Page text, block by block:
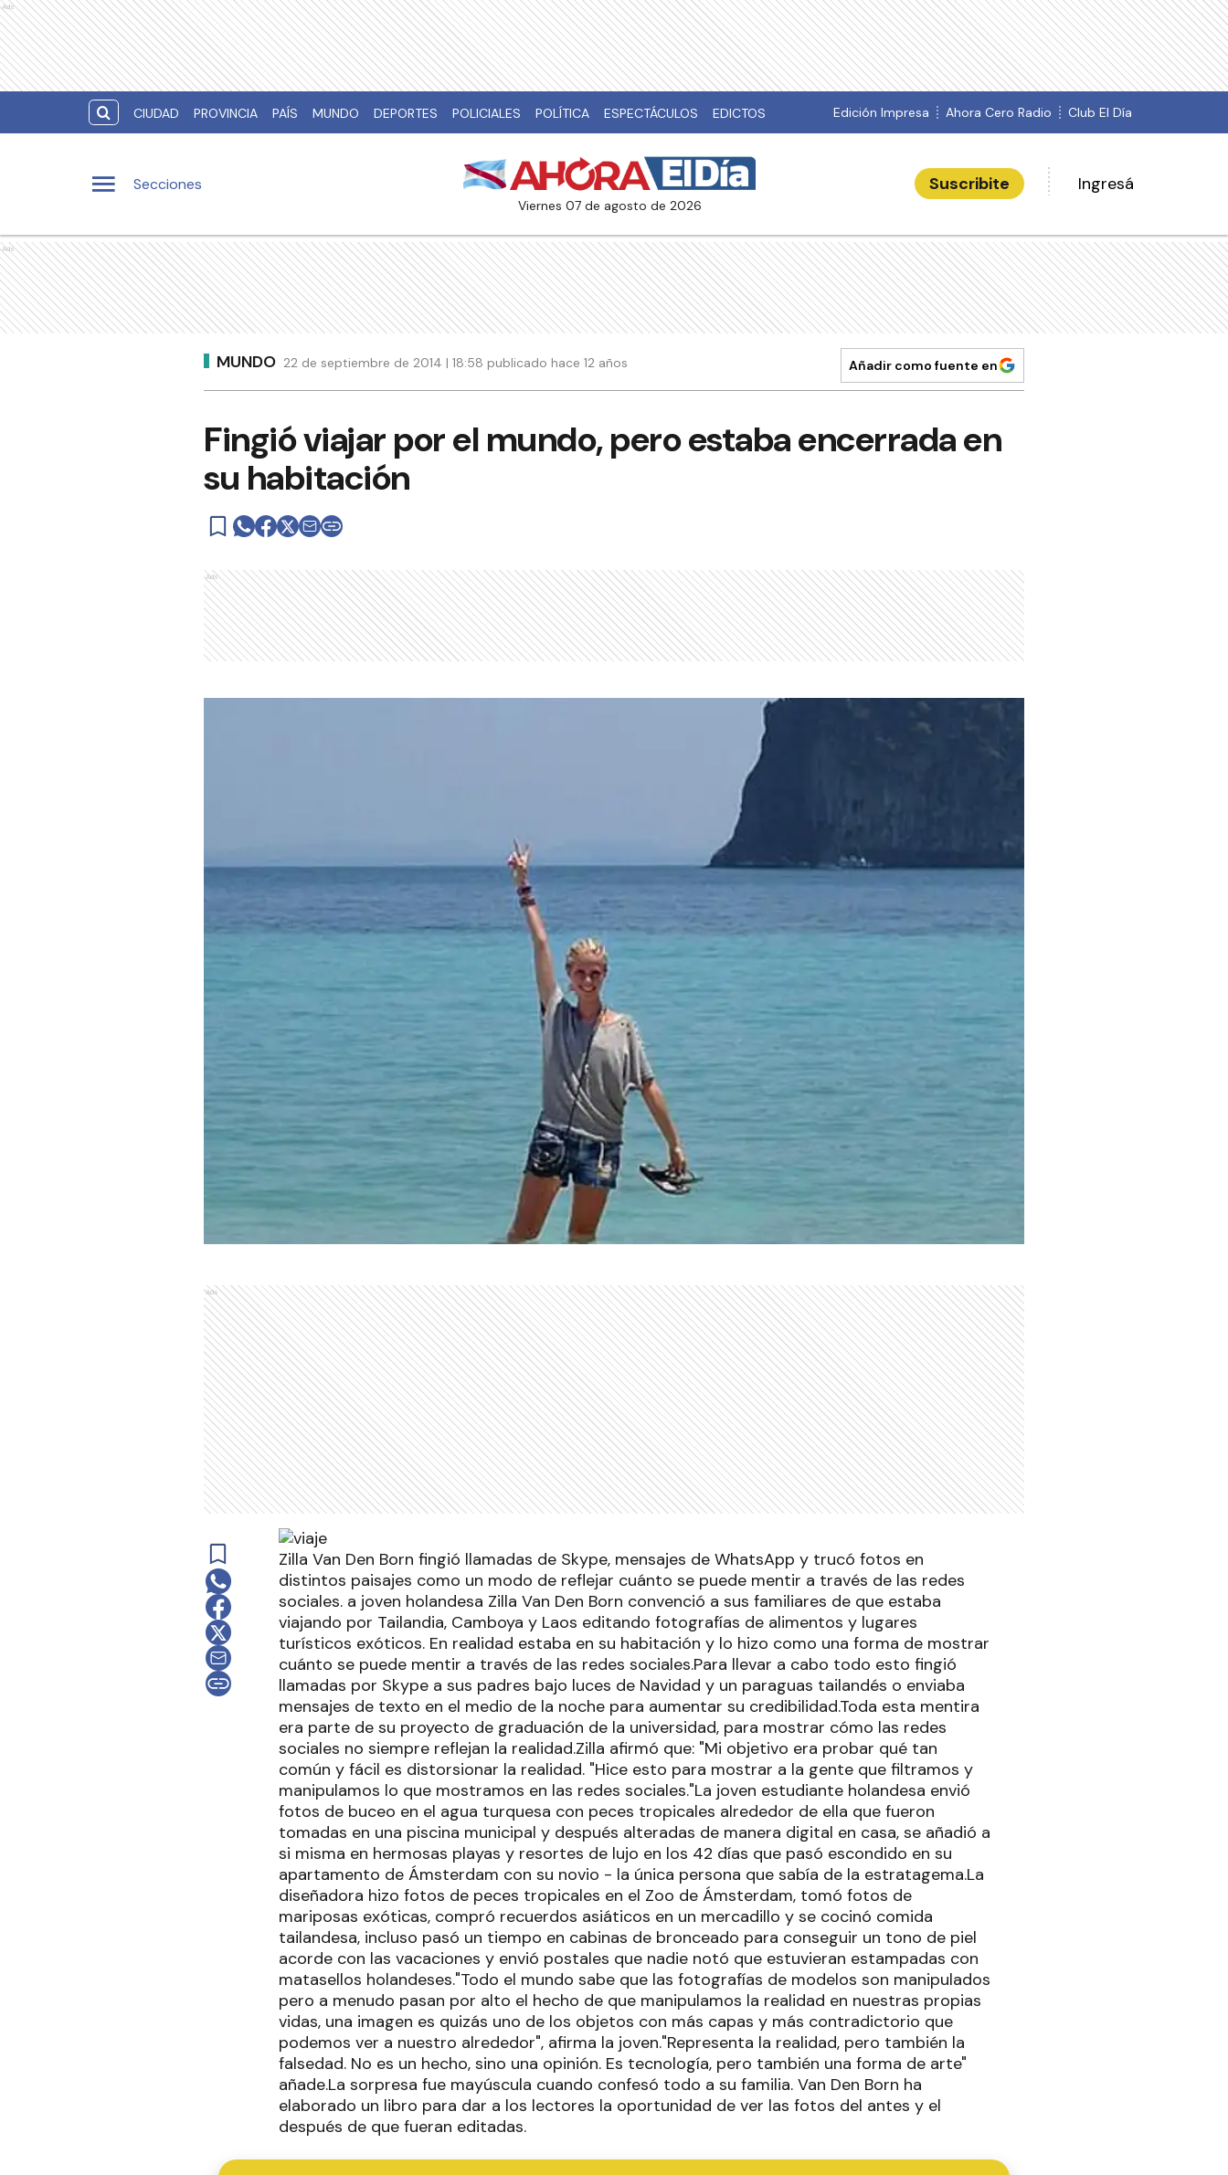
Ads
CIUDAD PROVINCIA PAÍS MUNDO DEPORTES POLICIALES POLÍTICA ESPECTÁCULOS EDICTOS Edición Impresa Ahora Cero Radio Club El Día
Secciones
viernes 07 de agosto de 2026
Suscribite Ingresá
Ads
MUNDO 22 de septiembre de 2014 | 18:58 publicado hace 12 años Añadir como fuente en
Fingió viajar por el mundo, pero estaba encerrada en
su habitación
Ads
Ads
Zilla Van Den Born fingió llamadas de Skype, mensajes de WhatsApp y trucó fotos en
distintos paisajes como un modo de reflejar cuánto se puede mentir a través de las redes
sociales. a joven holandesa Zilla Van Den Born convenció a sus familiares de que estaba
viajando por Tailandia, Camboya y Laos editando fotografías de alimentos y lugares
turísticos exóticos. En realidad estaba en su habitación y lo hizo como una forma de mostrar
cuánto se puede mentir a través de las redes sociales.Para llevar a cabo todo esto fingió
llamadas por Skype a sus padres bajo luces de Navidad y un paraguas tailandés o enviaba
mensajes de texto en el medio de la noche para aumentar su credibilidad.Toda esta mentira
era parte de su proyecto de graduación de la universidad, para mostrar cómo las redes
sociales no siempre reflejan la realidad.Zilla afirmó que: "Mi objetivo era probar qué tan
común y fácil es distorsionar la realidad. "Hice esto para mostrar a la gente que filtramos y
manipulamos lo que mostramos en las redes sociales."La joven estudiante holandesa envió
fotos de buceo en el agua turquesa con peces tropicales alrededor de ella que fueron
tomadas en una piscina municipal y después alteradas de manera digital en casa, se añadió a
si misma en hermosas playas y resortes de lujo en los 42 días que pasó escondido en su
apartamento de Ámsterdam con su novio - la única persona que sabía de la estratagema.La
diseñadora hizo fotos de peces tropicales en el Zoo de Ámsterdam, tomó fotos de
mariposas exóticas, compró recuerdos asiáticos en un mercadillo y se cocinó comida
tailandesa, incluso pasó un tiempo en cabinas de bronceado para conseguir un tono de piel
acorde con las vacaciones y envió postales que nadie notó que estuvieran estampadas con
matasellos holandeses."Todo el mundo sabe que las fotografías de modelos son manipulados
pero a menudo pasan por alto el hecho de que manipulamos la realidad en nuestras propias
vidas, una imagen es quizás uno de los objetos con más capas y más contradictorio que
podemos ver a nuestro alrededor", afirma la joven."Representa la realidad, pero también la
falsedad. No es un hecho, sino una opinión. Es tecnología, pero también una forma de arte"
añade.La sorpresa fue mayúscula cuando confesó todo a su familia. Van Den Born ha
elaborado un libro para dar a los lectores la oportunidad de ver las fotos del antes y el
después de que fueran editadas.